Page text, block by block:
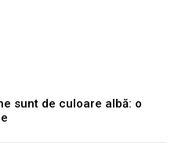
sunt de culoare albă: o